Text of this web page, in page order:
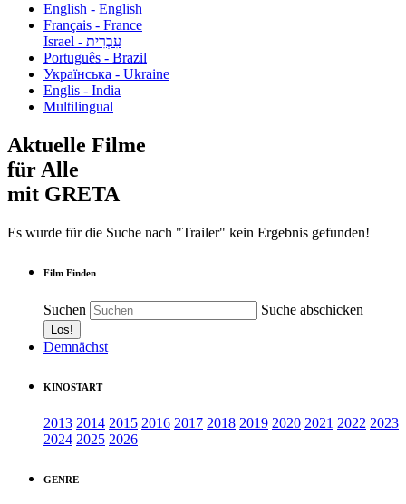
English - English
Français - France
עִבְרִית - Israel
Português - Brazil
Українська - Ukraine
Englis - India
Multilingual
Aktuelle Filme
für Alle
mit GRETA
Es wurde für die Suche nach "Trailer" kein Ergebnis gefunden!
Film Finden
Suchen Suche abschicken
Demnächst
KINOSTART
2013 2014 2015 2016 2017 2018 2019 2020 2021 2022 2023
2024 2025 2026
GENRE